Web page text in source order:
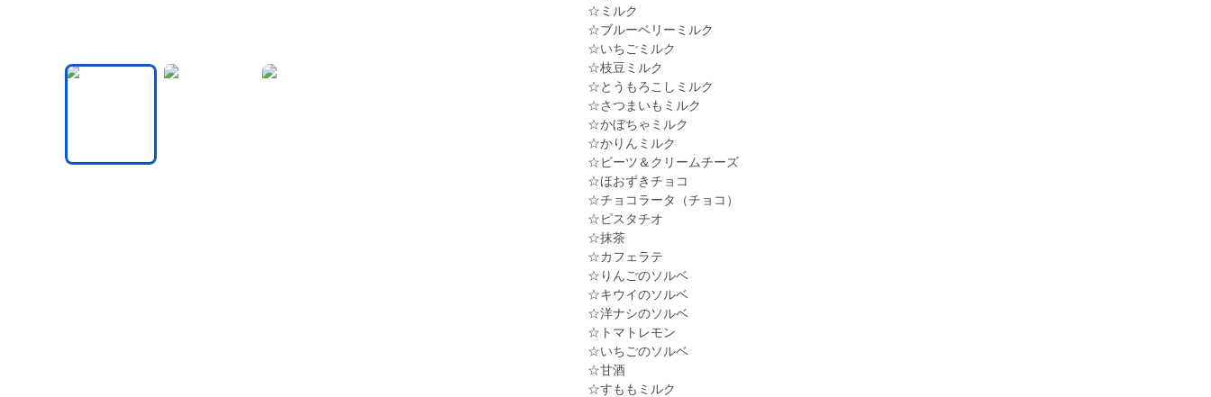
☆ミルク
☆ブルーベリーミルク
☆いちごミルク
☆枝豆ミルク
☆とうもろこしミルク
☆さつまいもミルク
☆かぼちゃミルク
☆かりんミルク
☆ビーツ＆クリームチーズ
☆ほおずきチョコ
☆チョコラータ（チョコ）
☆ピスタチオ
☆抹茶
☆カフェラテ
☆りんごのソルベ
☆キウイのソルベ
☆洋ナシのソルベ
☆トマトレモン
☆いちごのソルベ
☆甘酒
☆すももミルク